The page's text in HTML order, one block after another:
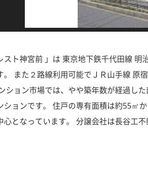
スト神宮前 」は 東京地下鉄千代田線
。 また２路線利用可能でＪＲ山手線 原
ション市場では、やや築年数が経過し
ションです。 住戸の専有面積は約55㎡
心となっています。 分譲会社は長谷工